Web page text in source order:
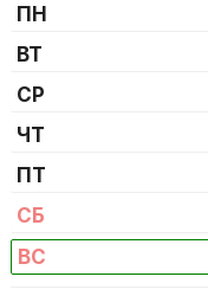
ПН
ВТ
СР
ЧТ
ПТ
СБ
ВС